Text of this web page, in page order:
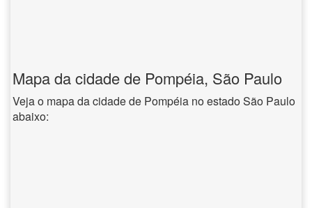
Mapa da cidade de Pompéia, São Paulo
Veja o mapa da cidade de Pompéia no estado São Paulo
abaixo: